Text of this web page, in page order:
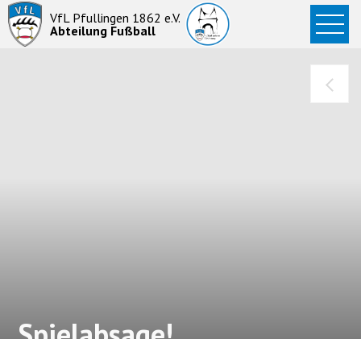
VfL Pfullingen 1862 e.V.
Abteilung Fußball
Startseite
News